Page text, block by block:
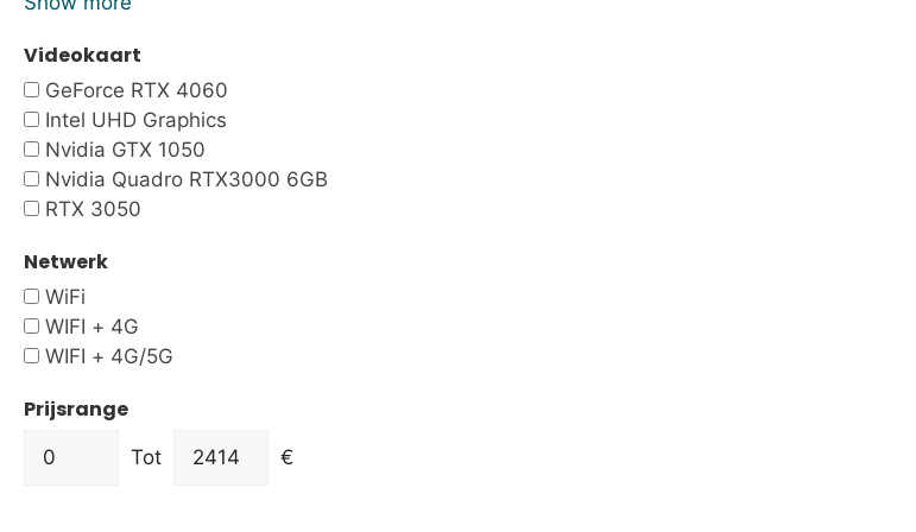
Videokaart
GeForce RTX 4060
Intel UHD Graphics
Nvidia GTX 1050
Nvidia Quadro RTX3000 6GB
RTX 3050
Netwerk
WiFi
WIFI + 4G
WIFI + 4G/5G
Prijsrange
Tot €